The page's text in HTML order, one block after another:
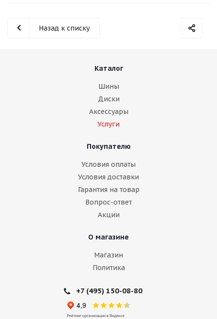
Назад к списку
Каталог
Шины
Диски
Аксессуары
Услуги
Покупателю
Условия оплаты
Условия доставки
Гарантия на товар
Вопрос-ответ
Акции
О магазине
Магазин
Политика
+7 (495) 150-08-80